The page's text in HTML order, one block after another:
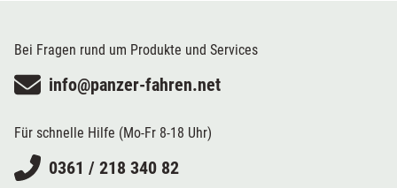
Bei Fragen rund um Produkte und Services
info@panzer-fahren.net
Für schnelle Hilfe (Mo-Fr 8-18 Uhr)
0361 / 218 340 82